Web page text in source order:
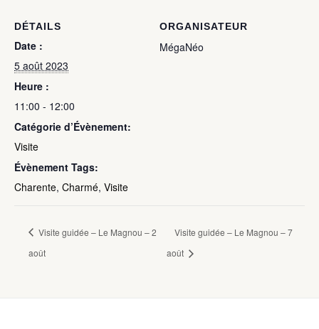
DÉTAILS
Date :
5 août 2023
Heure :
11:00 - 12:00
Catégorie d’Évènement:
Visite
Évènement Tags:
Charente, Charmé, Visite
ORGANISATEUR
MégaNéo
Visite guidée – Le Magnou – 2
août
Visite guidée – Le Magnou – 7
août